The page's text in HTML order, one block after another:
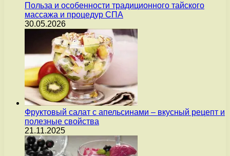
Польза и особенности традиционного тайского
массажа и процедур СПА
30.05.2026
Фруктовый салат с апельсинами – вкусный рецепт и
полезные свойства
21.11.2025